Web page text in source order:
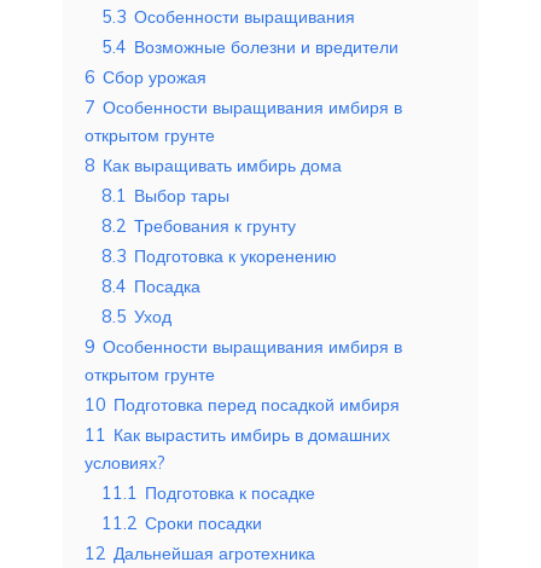
5.3 Особенности выращивания
5.4 Возможные болезни и вредители
6 Сбор урожая
7 Особенности выращивания имбиря в
открытом грунте
8 Как выращивать имбирь дома
8.1 Выбор тары
8.2 Требования к грунту
8.3 Подготовка к укоренению
8.4 Посадка
8.5 Уход
9 Особенности выращивания имбиря в
открытом грунте
10 Подготовка перед посадкой имбиря
11 Как вырастить имбирь в домашних
условиях?
11.1 Подготовка к посадке
11.2 Сроки посадки
12 Дальнейшая агротехника